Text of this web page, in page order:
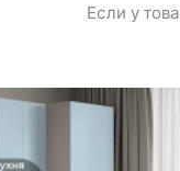
Если у